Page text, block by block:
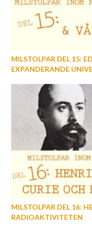
MILSTOLPAR DEL 15:
EXPANDERANDE
MILSTOLPAR DEL 16:
RADIOAKTIVITETEN